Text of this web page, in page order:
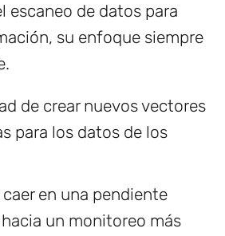
escaneo de datos para
su enfoque siempre
de crear nuevos vectores
para los datos de los
caer en una pendiente
un monitoreo más